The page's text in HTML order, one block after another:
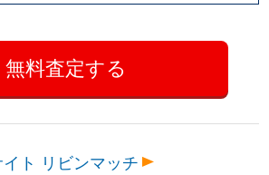
ト リビンマッチ